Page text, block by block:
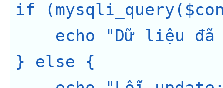
if
} else {